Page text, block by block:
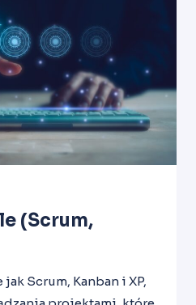
(Scrum,
Scrum, Kanban i XP,